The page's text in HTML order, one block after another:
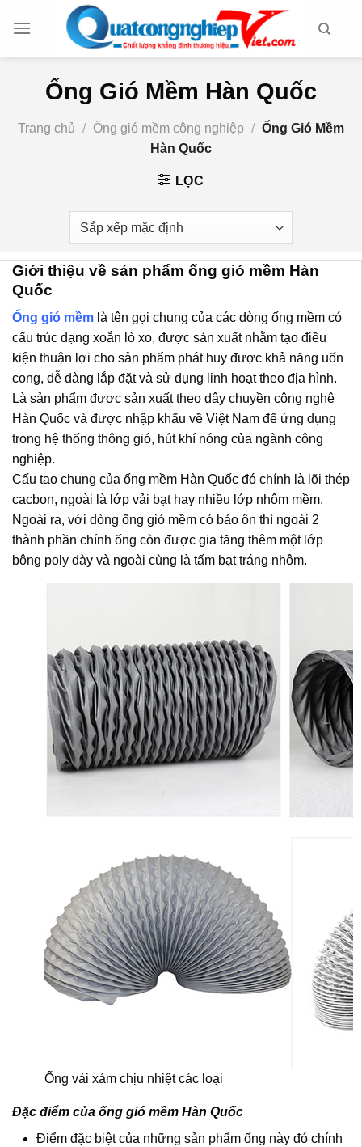
đến
Ống Gió Mềm Hàn Quốc
Trang chủ / Ống gió mềm công nghiệp / Ống Gió Mềm
Hàn Quốc
LỌC
Giới thiệu về sản phẩm ống gió mềm Hàn
Quốc
Ống gió mềm là tên gọi chung của các dòng ống mềm có
cấu trúc dạng xoắn lò xo, được sản xuất nhằm tạo điều
kiện thuận lợi cho sản phẩm phát huy được khả năng uốn
cong, dễ dàng lắp đặt và sử dụng linh hoạt theo địa hình.
Là sản phẩm được sản xuất theo dây chuyền công nghệ
Hàn Quốc và được nhập khẩu về Việt Nam để ứng dụng
trong hệ thống thông gió, hút khí nóng của ngành công
nghiệp.
Cấu tạo chung của ống mềm Hàn Quốc đó chính là lõi thép
cacbon, ngoài là lớp vải bạt hay nhiều lớp nhôm mềm.
Ngoài ra, với dòng ống gió mềm có bảo ôn thì ngoài 2
thành phần chính ống còn được gia tăng thêm một lớp
bông poly dày và ngoài cùng là tấm bạt tráng nhôm.
Ống vải xám chịu nhiệt các loại
Đặc điểm của ống gió mềm Hàn Quốc
Điểm đặc biệt của những sản phẩm ống này đó chính